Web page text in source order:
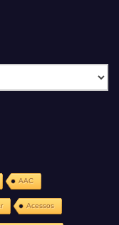
AAC
Acessos